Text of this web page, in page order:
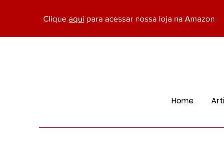
Clique aqui para acessar nossa loja na Amazon
Home